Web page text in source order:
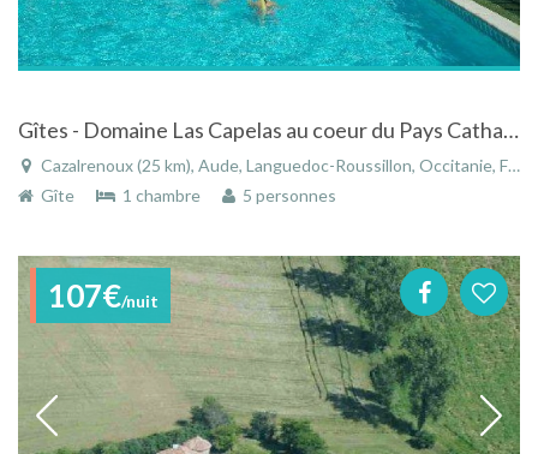
Gîtes - Domaine Las Capelas au coeur du Pays Cathare Audois avec piscine chauffée
Cazalrenoux (25 km), Aude, Languedoc-Roussillon, Occitanie, France
Gîte
1 chambre 5 personnes
107€/nuit